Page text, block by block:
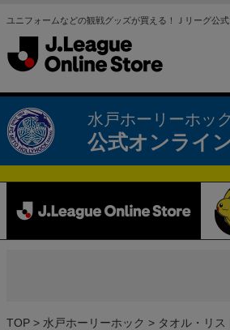
ユニフォームなどの観戦グッズが買える！Ｊリーグ公
水戸ホーリーホック
公式オンライ
TOP 水戸ホーリーホック タオル・リス